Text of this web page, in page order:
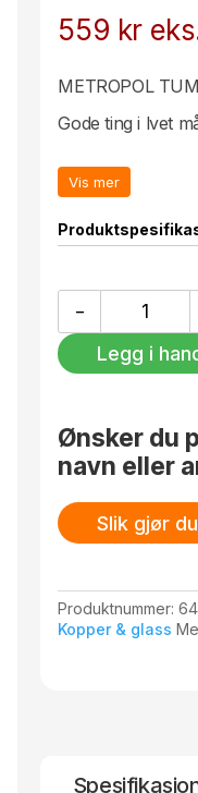
559 kr
METROPOL
Gode ting i lvet
med venner.
et hint av svart
urban følelse.
Vis mer
-
TUMBLER
23CL
antall
Legg i
Ønsker du
navn eller
Slik gjør
Produktnummer:
Kopper & glass